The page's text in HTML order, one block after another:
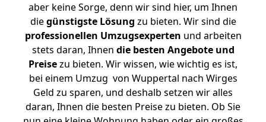
aber keine Sorge, denn wir sind hier, um Ihnen
diegünstigste Lösung zu bieten. Wir sind die
professionellen Umzugsexperten und arbeiten
stets daran, Ihnen die besten Angebote und
Preisezu bieten. Wir wissen, wie wichtig es ist,
bei einem Umzug von Wuppertal nach Wirges
Geld zu sparen, und deshalb setzen wir alles
daran, Ihnen die besten Preise zu bieten. Ob Sie